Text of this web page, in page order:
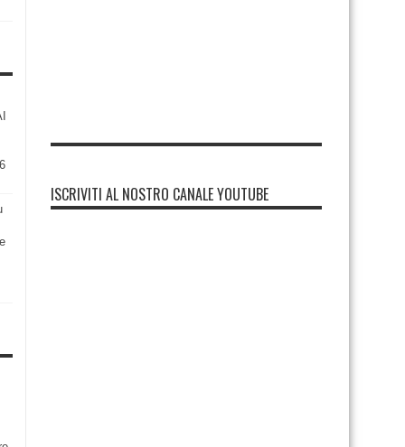
ISCRIVITI AL NOSTRO CANALE YOUTUBE